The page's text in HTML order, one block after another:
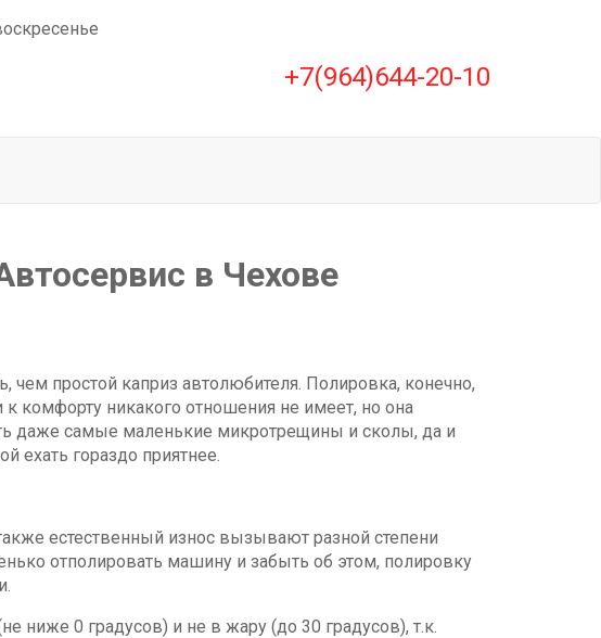
+7(964)644-20-10
в Чехове
чем простой каприз автолюбителя. Полировка, конечно,
комфорту никакого отношения не имеет, но она
даже самые маленькие микротрещины и сколы, да и
ехать гораздо приятнее.
естественный износ вызывают разной степени
отполировать машину и забыть об этом, полировку
ниже 0 градусов) и не в жару (до 30 градусов), т.к.